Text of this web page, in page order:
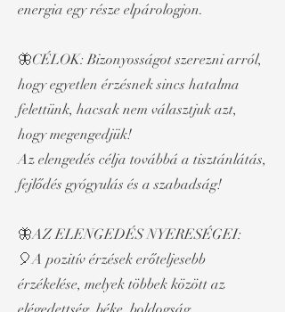
energia egy része elpárologjon.
🦋CÉLOK: Bizonyosságot szerezni arról,
hogy egyetlen érzésnek sincs hatalma
felettünk, hacsak nem választjuk azt,
hogy megengedjük!
Az elengedés célja továbbá a tisztánlátás,
fejlődés gyógyulás és a szabadság!
🦋AZ ELENGEDÉS NYERESÉGEI:
🎈A pozitív érzések erőteljesebb
érzékelése, melyek többek között az